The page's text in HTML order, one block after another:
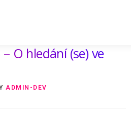
O PROJEKTU
ARCHIV ČLÁNKŮ
O hledání (se) ve
ADMIN-DEV